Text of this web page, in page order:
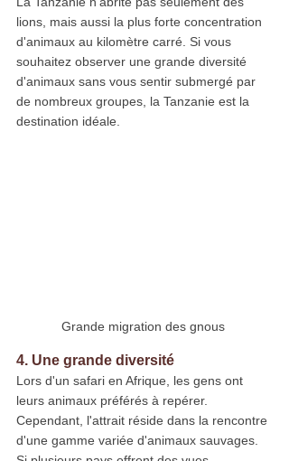
lions, mais aussi la plus forte concentration
d'animaux au kilomètre carré. Si vous
souhaitez observer une grande diversité
d'animaux sans vous sentir submergé par
de nombreux groupes, la Tanzanie est la
destination idéale.
Grande migration des gnous
4. Une grande diversité
Lors d'un safari en Afrique, les gens ont
leurs animaux préférés à repérer.
Cependant, l'attrait réside dans la rencontre
d'une gamme variée d'animaux sauvages.